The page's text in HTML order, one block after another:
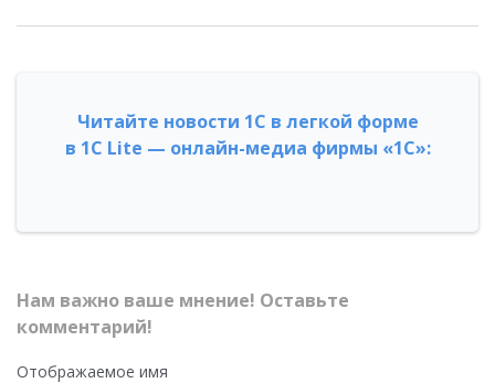
Читайте новости 1С в легкой форме
в 1С Lite — онлайн-медиа фирмы «1С»:
Нам важно ваше мнение! Оставьте
комментарий!
Отображаемое имя